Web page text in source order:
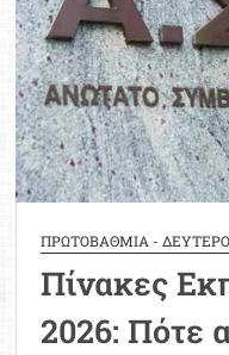
ΠΡΩΤΟΒΑΘΜΙΑ -
Πίνακες
2026: Πότε